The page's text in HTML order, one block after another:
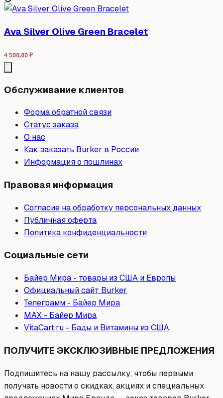
Ava Silver Olive Green Bracelet
4 500,00 ₽
Обслуживание клиентов
Форма обратной связи
Статус заказа
О нас
Как заказать Burker в России
Информация о пошлинах
Правовая информация
Согласие на обработку персональных данных
Публичная оферта
Политика конфиденциальности
Социальные сети
Байер Мира - товары из США и Европы
Официальный сайт Burker
Телеграмм - Байер Мира
МAX - Байер Мира
VitaCart.ru - Бады и Витамины из США
ПОЛУЧИТЕ ЭКСКЛЮЗИВНЫЕ ПРЕДЛОЖЕНИЯ
Подпишитесь на нашу рассылку, чтобы первыми
получать новости о скидках, акциях и специальных